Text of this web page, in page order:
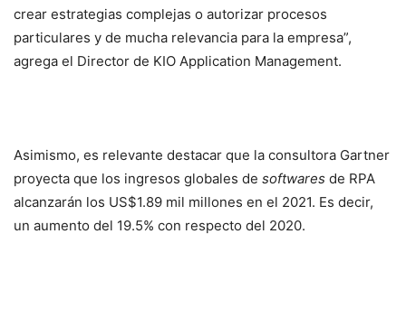
crear estrategias complejas o autorizar procesos
particulares y de mucha relevancia para la empresa”,
agrega el Director de KIO Application Management.
Asimismo, es relevante destacar que la consultora Gartner
proyecta que los ingresos globales de softwares de RPA
alcanzarán los US$1.89 mil millones en el 2021. Es decir,
un aumento del 19.5% con respecto del 2020.